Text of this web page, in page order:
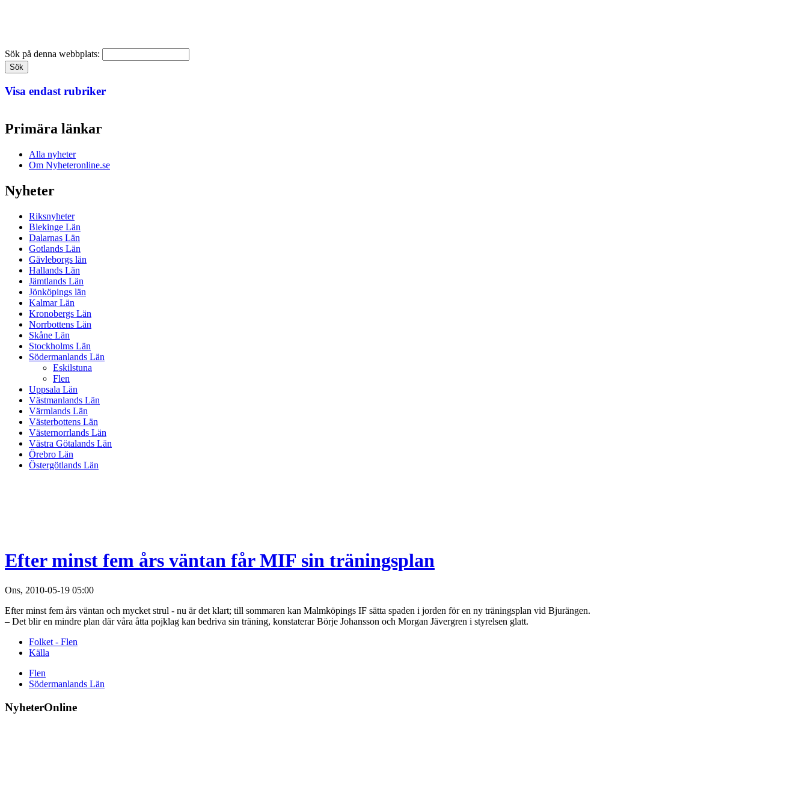
Sök på denna webbplats:
Visa endast rubriker
Primära länkar
Alla nyheter
Om Nyheteronline.se
Nyheter
Riksnyheter
Blekinge Län
Dalarnas Län
Gotlands Län
Gävleborgs län
Hallands Län
Jämtlands Län
Jönköpings län
Kalmar Län
Kronobergs Län
Norrbottens Län
Skåne Län
Stockholms Län
Södermanlands Län
Eskilstuna
Flen
Uppsala Län
Västmanlands Län
Värmlands Län
Västerbottens Län
Västernorrlands Län
Västra Götalands Län
Örebro Län
Östergötlands Län
Efter minst fem års väntan får MIF sin träningsplan
Ons, 2010-05-19 05:00
Efter minst fem års väntan och mycket strul - nu är det klart; till sommaren kan Malmköpings IF sätta spaden i jorden för en ny träningsplan vid Bjurängen.
– Det blir en mindre plan där våra åtta pojklag kan bedriva sin träning, konstaterar Börje Johansson och Morgan Jävergren i styrelsen glatt.
Folket - Flen
Källa
Flen
Södermanlands Län
NyheterOnline